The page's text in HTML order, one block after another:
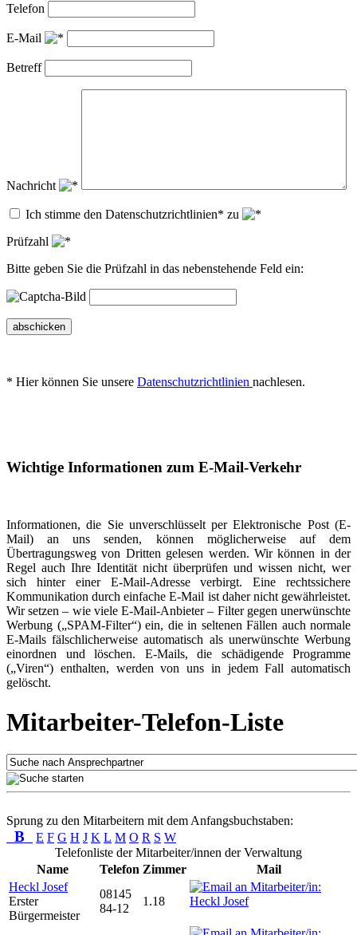
Telefon
E-Mail
Betreff
Nachricht
Ich stimme den Datenschutzrichtlinien* zu
Prüfzahl
Bitte geben Sie die Prüfzahl in das nebenstehende Feld ein:
abschicken
* Hier können Sie unsere Datenschutzrichtlinien nachlesen.
Wichtige Informationen zum E-Mail-Verkehr
Informationen, die Sie unverschlüsselt per Elektronische Post (E-
Mail) an uns senden, können möglicherweise auf dem
Übertragungsweg von Dritten gelesen werden. Wir können in der
Regel auch Ihre Identität nicht überprüfen und wissen nicht, wer
sich hinter einer E-Mail-Adresse verbirgt. Eine rechtssichere
Kommunikation durch einfache E-Mail ist daher nicht gewährleistet.
Wir setzen – wie viele E-Mail-Anbieter – Filter gegen unerwünschte
Werbung („SPAM-Filter“) ein, die in seltenen Fällen auch normale
E-Mails fälschlicherweise automatisch als unerwünschte Werbung
einordnen und löschen. E-Mails, die schädigende Programme
(„Viren“) enthalten, werden von uns in jedem Fall automatisch
gelöscht.
Mitarbeiter-Telefon-Liste
Sprung zu den Mitarbeitern mit dem Anfangsbuchstaben:
B E F G H J K L M O R S W
Telefonliste der Mitarbeiter/innen der Verwaltung
Name
Telefon Zimmer
Mail
Heckl Josef
Erster
Bürgermeister
08145
84-12
1.18